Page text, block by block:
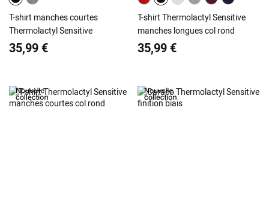
T-shirt manches courtes
Thermolactyl Sensitive
35,99 €
T-shirt Thermolactyl Sensitive
manches longues col rond
35,99 €